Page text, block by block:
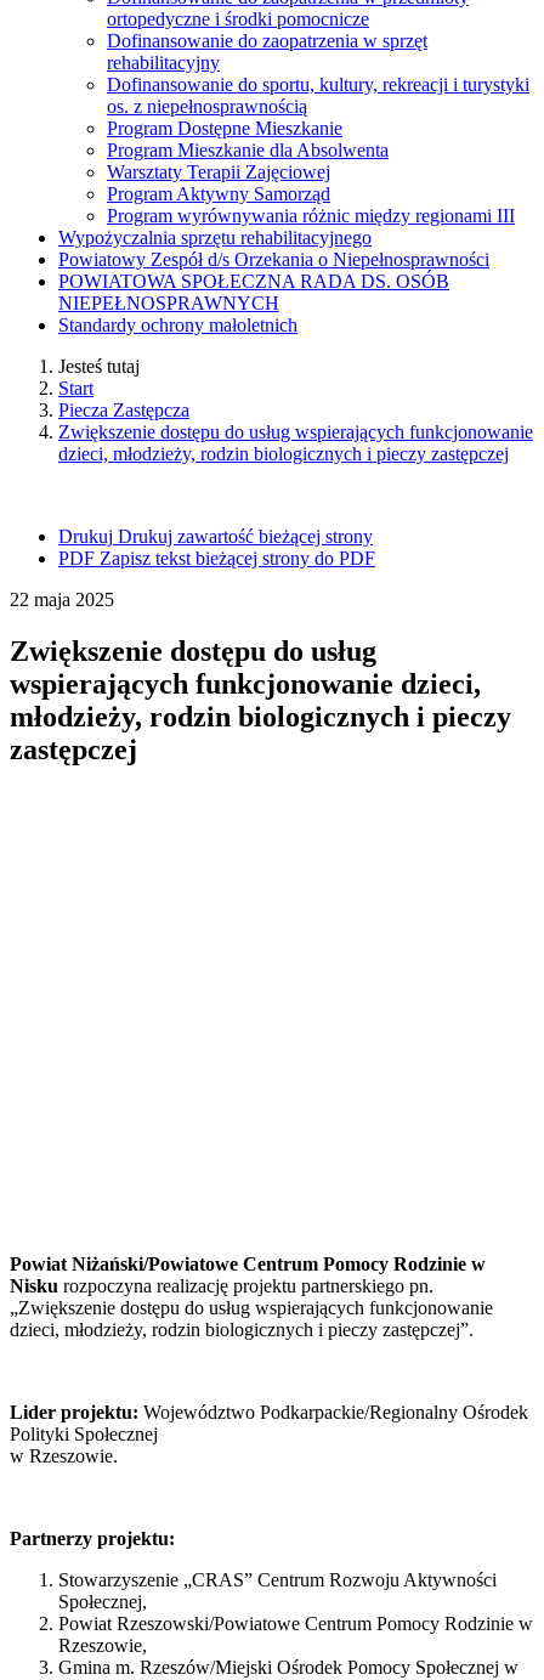
ortopedyczne i środki pomocnicze
Dofinansowanie do zaopatrzenia w sprzęt
rehabilitacyjny
Dofinansowanie do sportu, kultury, rekreacji i turystyki
os. z niepełnosprawnością
Program Dostępne Mieszkanie
Program Mieszkanie dla Absolwenta
Warsztaty Terapii Zajęciowej
Program Aktywny Samorząd
Program wyrównywania różnic między regionami III
Wypożyczalnia sprzętu rehabilitacyjnego
Powiatowy Zespół d/s Orzekania o Nie­pełnosprawności
POWIATOWA SPOŁECZNA RADA DS. OSÓB
NIEPEŁNOSPRAWNYCH
Standardy ochrony małoletnich
Jesteś tutaj
Start
Piecza Zastępcza
Zwiększenie dostępu do usług wspierających funkcjonowanie
dzieci, młodzieży, rodzin biologicznych i pieczy zastępczej
Drukuj Drukuj zawartość bieżącej strony
PDF Zapisz tekst bieżącej strony do PDF
22 maja 2025
Zwiększenie dostępu do usług
wspierających funkcjonowanie dzieci,
młodzieży, rodzin biologicznych i pieczy
zastępczej
Powiat Niżański/Powiatowe Centrum Pomocy Rodzinie w
Nisku rozpoczyna realizację projektu partnerskiego pn.
„Zwiększenie dostępu do usług wspierających funkcjonowanie
dzieci, młodzieży, rodzin biologicznych i pieczy zastępczej”.
Lider projektu: Województwo Podkarpackie/Regionalny Ośrodek
Polityki Społecznej
w Rzeszowie.
Partnerzy projektu:
Stowarzyszenie „CRAS” Centrum Rozwoju Aktywności
Społecznej,
Powiat Rzeszowski/Powiatowe Centrum Pomocy Rodzinie w
Rzeszowie,
Gmina m. Rzeszów/Miejski Ośrodek Pomocy Społecznej w